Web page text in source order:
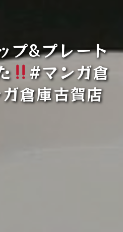
プ&プレート
#マンガ倉
倉庫古賀店